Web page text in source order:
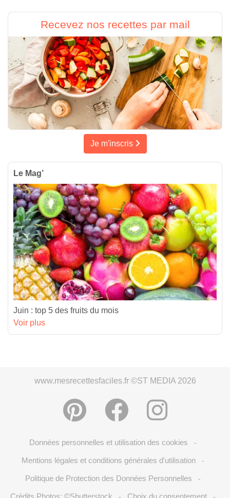
Recevez nos recettes par mail
Je m'inscris
Le Mag’
Juin : top 5 des fruits du mois
Voir plus
www.mesrecettesfaciles.fr ©ST MEDIA 2026
Données personnelles et utilisation des cookies -
Mentions légales et conditions générales d'utilisation -
Politique de Protection des Données Personnelles -
Crédits Photos: ©Shutterstock Choix du consentement